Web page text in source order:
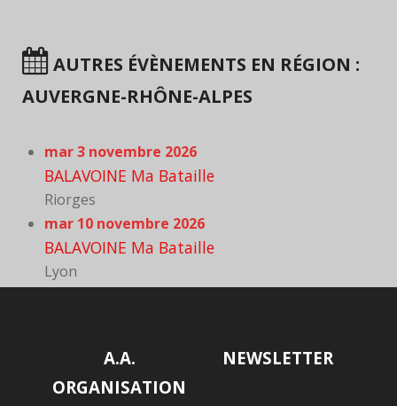
AUTRES ÉVÈNEMENTS EN RÉGION :
AUVERGNE-RHÔNE-ALPES
mar 3 novembre 2026
BALAVOINE Ma Bataille
Riorges
mar 10 novembre 2026
BALAVOINE Ma Bataille
Lyon
A.A.
ORGANISATION
NEWSLETTER